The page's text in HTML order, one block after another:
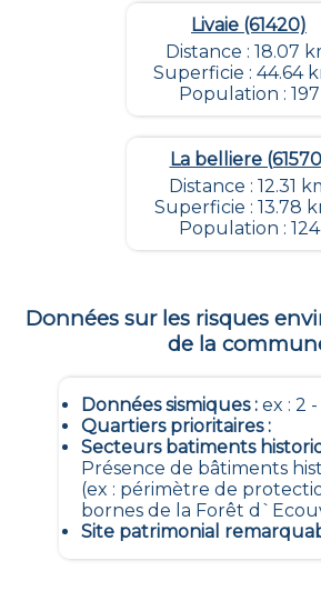
Livaie (61420)
Distance : 18.07
Superficie : 44.64
Population : 197
La belliere
Distance : 12.31
Superficie : 13.78
Population : 124
Données sur les risques
de la
Données sismiques: ex : 2 -
Quartiers prioritaires:
Secteurs batiments
Présence de bâtiments
(ex : périmètre de
bornes de la Forêt
Site patrimonial